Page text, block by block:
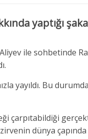
yaptığı
ile sohbetinde
yayıldı. Bu
çarpıtabildiği
dünya